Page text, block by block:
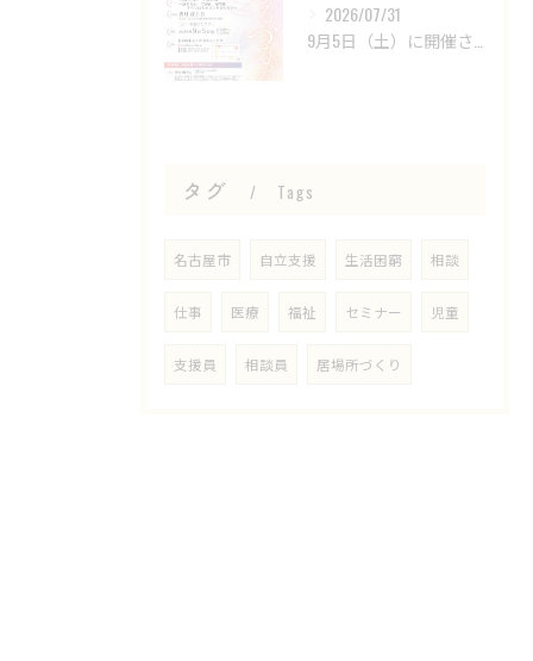
2026/07/31
9月5日（土）に開催される 「第8回 なごや看護学会学術集会...
タグ Tags
名古屋市 自立支援 生活困窮 相談
仕事 医療 福祉 セミナー 児童
支援員 相談員 居場所づくり